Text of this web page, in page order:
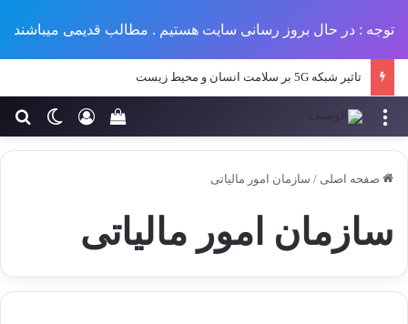
توجه : در حال بروز رسانی سایت هستیم . مطالب قدیمی میباشند
تاثیر شبکه 5G بر سلامت انسان و محیط زیست
تغییر ورود
سبد خرید خود را منو
صفحه اصلی / سازمان امور مالیاتی
سازمان امور مالیاتی